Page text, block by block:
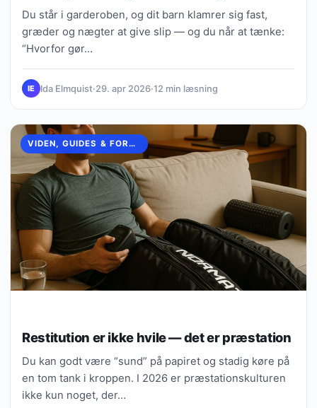
Du står i garderoben, og dit barn klamrer sig fast,
græder og nægter at give slip — og du når at tænke:
“Hvorfor gør…
IE Ida Elmquist·29. apr 2026·12 min læsning
VIDEN, GUIDES & FORKLARINGER
Restitution er ikke hvile — det er præstation
Du kan godt være “sund” på papiret og stadig køre på
en tom tank i kroppen. I 2026 er præstationskulturen
ikke kun noget, der…